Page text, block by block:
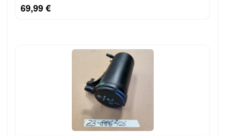
69,99 €